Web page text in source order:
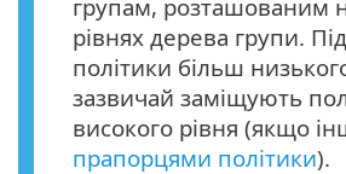
групам, розташованим
рівнях дерева групи.
політики більш
зазвичай заміщують
високого рівня (якщо
прапорцями політики).